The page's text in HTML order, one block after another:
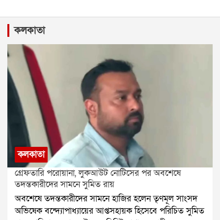
কলকাতা
কলকাতা
গ্রেফতারি পরোয়ানা, লুকআউট নোটিসের পর অবশেষে
তদন্তকারীদের সামনে সুমিত রায়
অবশেষে তদন্তকারীদের সামনে হাজির হলেন তৃণমূল সাংসদ
অভিষেক বন্দ্যোপাধ্যায়ের আপ্তসহায়ক হিসেবে পরিচিত সুমিত